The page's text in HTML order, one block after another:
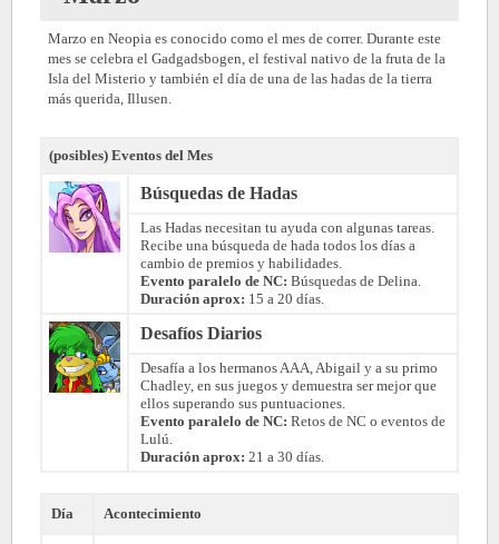
Marzo en Neopia es conocido como el mes de correr. Durante este
mes se celebra el Gadgadsbogen, el festival nativo de la fruta de la
Isla del Misterio y también el día de una de las hadas de la tierra
más querida, Illusen.
(posibles) Eventos del Mes
Búsquedas de Hadas
Las Hadas necesitan tu ayuda con algunas tareas.
Recibe una búsqueda de hada todos los días a
cambio de premios y habilidades.
Evento paralelo de NC: Búsquedas de Delina.
Duración aprox: 15 a 20 días.
Desafíos Diarios
Desafía a los hermanos AAA, Abigail y a su primo
Chadley, en sus juegos y demuestra ser mejor que
ellos superando sus puntuaciones.
Evento paralelo de NC: Retos de NC o eventos de
Lulú.
Duración aprox: 21 a 30 días.
Día Acontecimiento